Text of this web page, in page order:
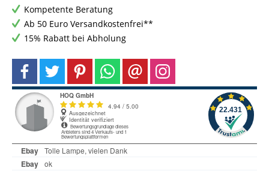
Kompetente Beratung
Ab 50 Euro Versandkostenfrei**
15% Rabatt bei Abholung